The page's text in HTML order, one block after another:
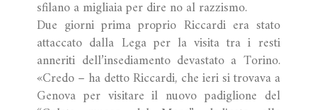
sfilano a migliaia per dire no al razzismo.
Due giorni prima proprio Riccardi era stato
attaccato dalla Lega per la visita tra i resti
anneriti dell’insediamento devastato a Torino.
«Credo – ha detto Riccardi, che ieri si trovava a
Genova per visitare il nuovo padiglione del